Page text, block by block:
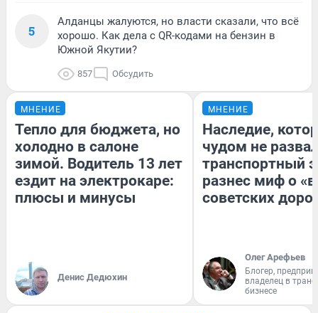
5
Алданцы жалуются, но власти сказали, что всё
хорошо. Как дела с QR-кодами на бензин в
Южной Якутии?
857 Обсудить
МНЕНИЕ
Тепло для бюджета, но
холодно в салоне
зимой. Водитель 13 лет
ездит на электрокаре:
плюсы и минусы
Денис Дедюхин
МНЕНИЕ
Наследие,
чудом не
транспортный
разнес миф о
советских
Олег Арефьев
Блогер,
владелец в
бизнесе